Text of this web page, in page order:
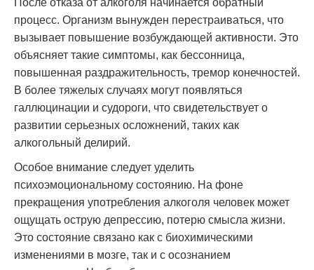
После отказа от алкоголя начинается обратный
процесс. Организм вынужден перестраиваться, что
вызывает повышение возбуждающей активности. Это
объясняет такие симптомы, как бессонница,
повышенная раздражительность, тремор конечностей.
В более тяжелых случаях могут появляться
галлюцинации и судороги, что свидетельствует о
развитии серьезных осложнений, таких как
алкогольный делирий.
Особое внимание следует уделить
психоэмоциональному состоянию. На фоне
прекращения употребления алкоголя человек может
ощущать острую депрессию, потерю смысла жизни.
Это состояние связано как с биохимическими
изменениями в мозге, так и с осознанием